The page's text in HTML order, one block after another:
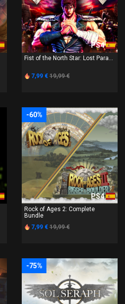
PS4
Fist of the North Star: Lost Para...
7,99 € 19,99 €
-60%
PS4
Rock of Ages 2: Complete
Bundle
7,99 € 19,99 €
-75%